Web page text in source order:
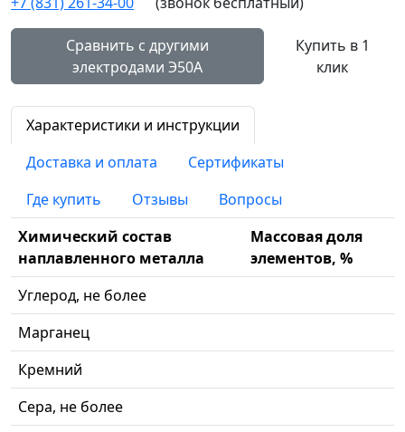
Сравнить с другими
электродами Э50А
Купить в 1
клик
Характеристики и инструкции
Доставка и оплата
Сертификаты
Где купить
Отзывы
Вопросы
Химический состав
наплавленного металла
Массовая доля
элементов, %
Углерод, не более
Марганец
Кремний
Сера, не более